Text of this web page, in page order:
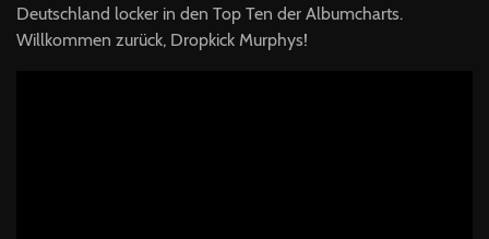
Deutschland locker in den Top Ten der Albumcharts.
Willkommen zurück, Dropkick Murphys!